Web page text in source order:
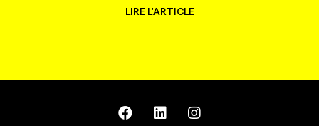
LIRE L'ARTICLE